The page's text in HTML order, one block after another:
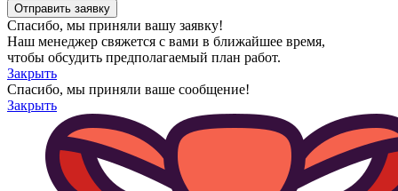
Спасибо, мы приняли вашу заявку!
Наш менеджер свяжется с вами в ближайшее время,
чтобы обсудить предполагаемый план работ.
Закрыть
Спасибо, мы приняли ваше сообщение!
Закрыть